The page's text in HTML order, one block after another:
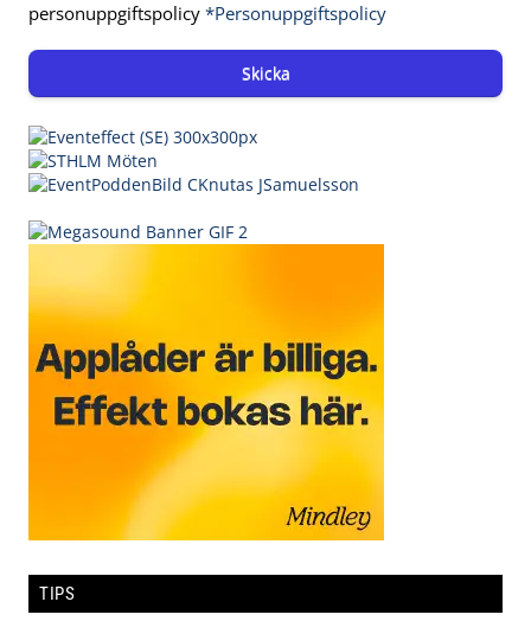
personuppgiftspolicy *Personuppgiftspolicy
Skicka
TIPS